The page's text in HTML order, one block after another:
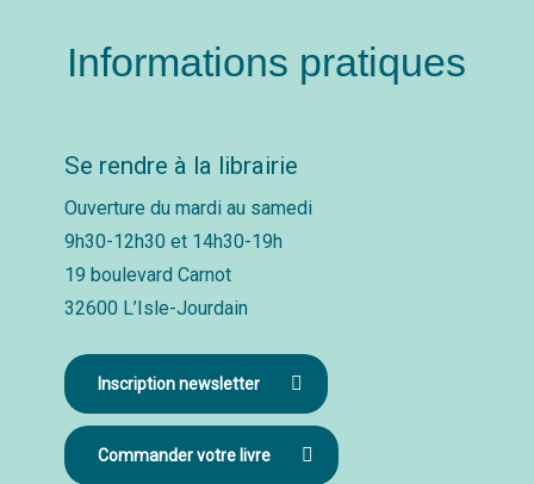
Informations pratiques
Se rendre à la librairie
Ouverture du mardi au samedi
9h30-12h30 et 14h30-19h
19 boulevard Carnot
32600 L’Isle-Jourdain
Inscription newsletter
Commander votre livre